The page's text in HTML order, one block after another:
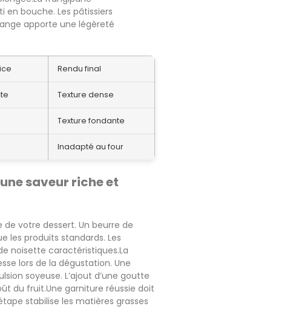
bouche. Les pâtissiers
apporte une légèreté
Rendu final
Texture dense
Texture fondante
Inadapté au four
saveur riche et
votre dessert. Un beurre de
les produits standards. Les
noisette caractéristiques.La
lors de la dégustation. Une
soyeuse. L’ajout d’une goutte
du fruit.Une garniture réussie doit
stabilise les matières grasses